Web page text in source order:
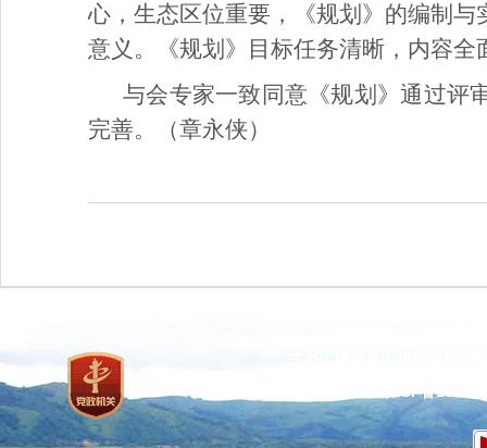
心，生态区位重要，《规划》的编制
意义。《规划》目标任务清晰，内容
与会专家一致同意《规划》通过评
完善。（章永侠）
京ICP备